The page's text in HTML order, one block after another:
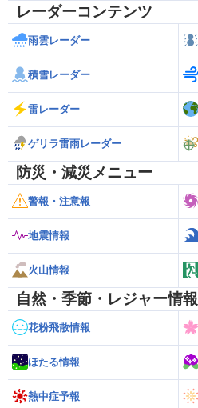
レーダーコンテンツ
雨雲レーダー
積雪レーダー
雷レーダー
ゲリラ雷雨レーダー
防災・減災メニュー
警報・注意報
地震情報
火山情報
自然・季節・レジャー情報
花粉飛散情報
ほたる情報
熱中症予報